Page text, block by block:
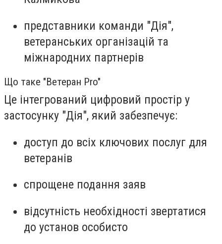
представники команди "Дія",
ветеранських організацій та
міжнародних партнерів
Що таке "Ветеран Pro"
Це інтегрований цифровий простір у
застосунку "Дія", який забезпечує:
доступ до всіх ключових послуг для
ветеранів
спрощене подання заяв
відсутність необхідності звертатися
до установ особисто